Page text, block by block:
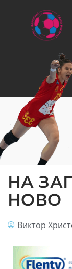
НА
НОВО
Виктор